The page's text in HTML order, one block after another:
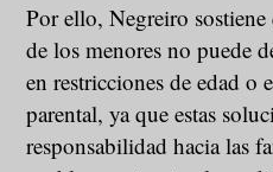
Por ello, Negreiro
de los menores no puede
en restricciones de edad o
parental, ya que estas
responsabilidad hacia las